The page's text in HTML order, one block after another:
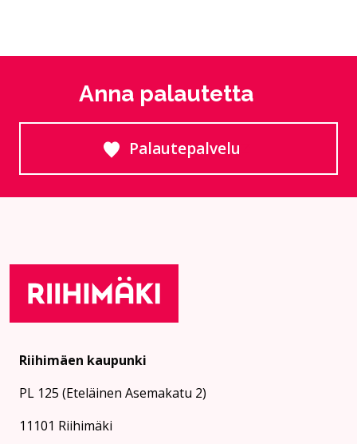
Anna palautetta
Palautepalvelu
Siirtyy ulkoiselle
Riihimäen kaupunki
PL 125 (Eteläinen Asemakatu 2)
11101 Riihimäki